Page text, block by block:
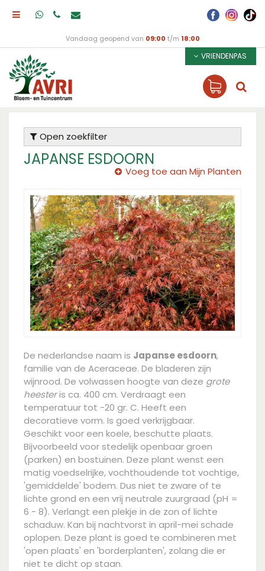
Vandaag geopend van 09:00 t/m 18:00
VRIENDENPAS
Open zoekfilter
JAPANSE ESDOORN
Voeg toe aan Mijn Planten
De nederlandse naam is Japanse esdoorn,
familie van de Aceraceae. De bladeren zijn
wijnrood. De volwassen hoogte van deze grote
heesteris ca. 400 cm. Verdraagt een
temperatuur tot -20 gr. C. Heeft een
decoratieve vorm. Is goed verkrijgbaar.
Geschikt voor een koele, beschutte plaats.
Bijvoorbeeld voor stedelijk openbaar groen
(parken) en bostuinen. Deze plant wenst een
matig voedselrijke, vochthoudende tot vochtige,
'gemiddelde' bodem. Dus niet te zware of te
lichte grond en een vrij neutrale zuurgraad (pH =
6 - 8). Verlangt een plekje in de zon of lichte
schaduw. Kan bij nachtvorst in april-mei schade
oplopen. Deze plant is goed te combineren met
'open plaats' en 'borderplanten', zolang die er
niet te dicht op staan.